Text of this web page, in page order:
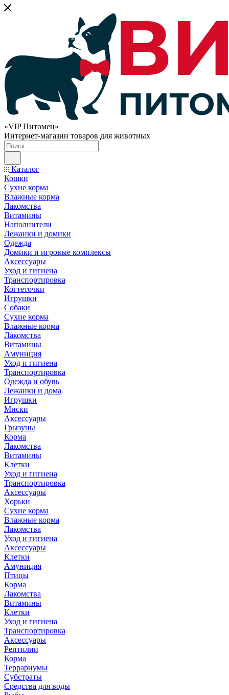
«VIP Питомец»
Интернет-магазин товаров для животных
Каталог
Кошки
Сухие корма
Влажные корма
Лакомства
Витамины
Наполнители
Лежанки и домики
Одежда
Домики и игровые комплексы
Аксессуары
Уход и гигиена
Транспортировка
Когтеточки
Игрушки
Собаки
Сухие корма
Влажные корма
Лакомства
Витамины
Амуниция
Уход и гигиена
Транспортировка
Одежда и обувь
Лежанки и дома
Игрушки
Миски
Аксессуары
Грызуны
Корма
Лакомства
Витамины
Клетки
Уход и гигиена
Транспортировка
Аксессуары
Хорьки
Сухие корма
Влажные корма
Лакомства
Уход и гигиена
Аксессуары
Клетки
Амуниция
Птицы
Корма
Лакомства
Витамины
Клетки
Уход и гигиена
Транспортировка
Аксессуары
Рептилии
Корма
Террариумы
Субстраты
Средства для воды